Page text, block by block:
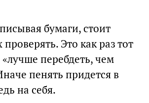
бумаги, стоит
Это как раз тот
«лучше перебдеть, чем
пенять придется в
на себя.